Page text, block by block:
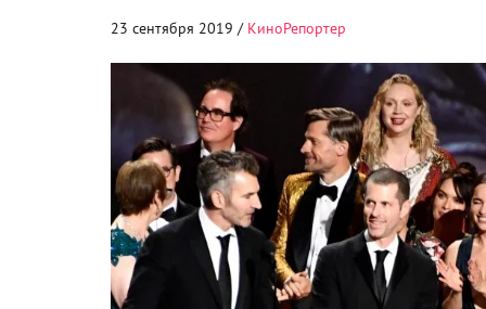
23 сентября 2019 / КиноРепортер